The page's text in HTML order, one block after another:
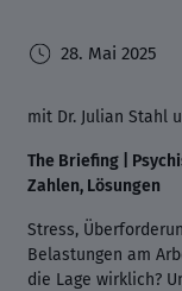
28. Mai 2025
mit Dr. Julian Stahl
The Briefing |
Zahlen, Lösungen
Stress,
Belastungen am
die Lage wirklich?